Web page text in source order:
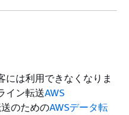
には利用できなくなりま
イン転送AWS
のためのAWSデータ転